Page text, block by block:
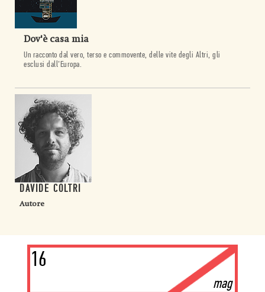
Dov'è casa mia
Un racconto dal vero, terso e commovente, delle vite degli Altri, gli
esclusi dall’Europa.
DAVIDE COLTRI
Autore
16
mag